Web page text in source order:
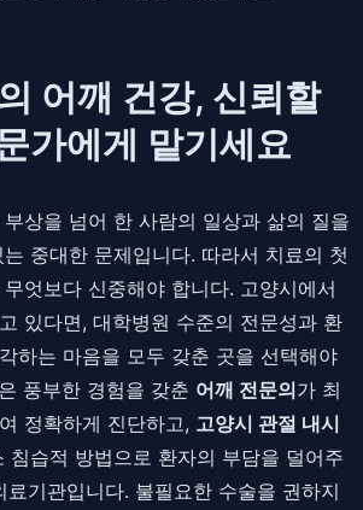
어깨 건강, 신뢰할
가에게 맡기세요
상을 넘어 한 사람의 일상과 삶의 질을
중대한 문제입니다. 따라서 치료의 첫
엇보다 신중해야 합니다. 고양시에서
있다면, 대학병원 수준의 전문성과 환
하는 마음을 모두 갖춘 곳을 선택해야
은 풍부한 경험을 갖춘 어깨 전문의가 최
정확하게 진단하고, 고양시 관절 내시
침습적 방법으로 환자의 부담을 덜어주
료기관입니다. 불필요한 수술을 권하지